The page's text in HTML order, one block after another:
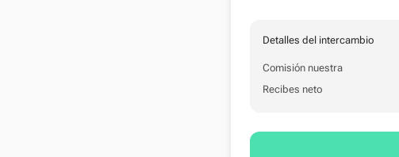
Detalles del intercambio
Comisión nuestra
Recibes neto